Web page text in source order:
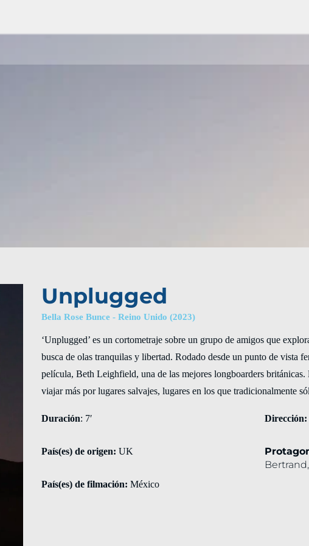
Unplugged
Bella Rose Bunce - Reino Unido (2023)
‘Unplugged’ es un cortometraje sobre un grupo de amigos que
busca de olas tranquilas y libertad. Rodado desde un punto de vista
película, Beth Leighfield, una de las mejores longboarders británicas.
viajar más por lugares salvajes, lugares en los que tradicionalmente
Duración: 7′
País(es) de origen: UK
País(es) de filmación: México
Dirección: